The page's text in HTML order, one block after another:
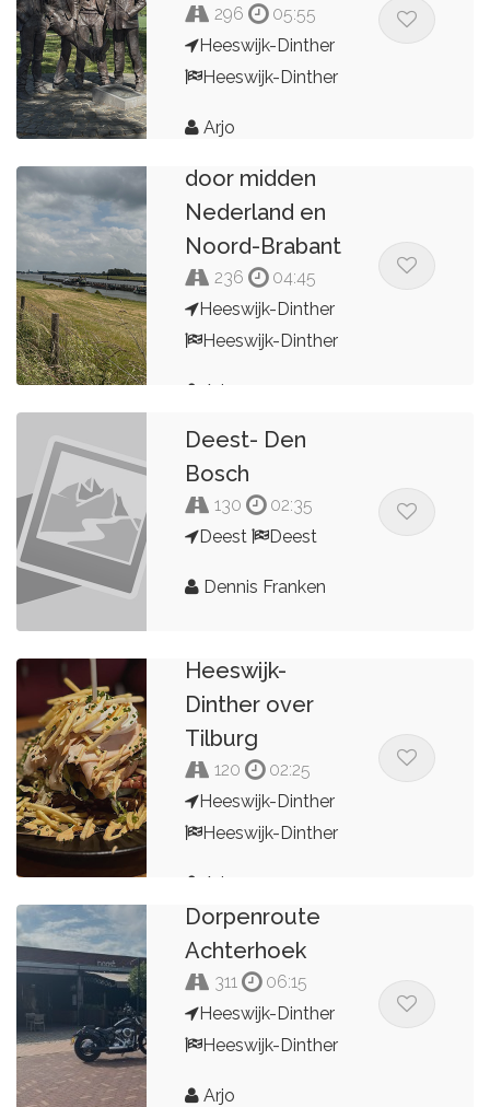
296
05:55
Heeswijk-Dinther
Heeswijk-Dinther
Arjo
Rivierenrit
door midden
Nederland en
Noord-Brabant
236
04:45
Heeswijk-Dinther
Heeswijk-Dinther
Arjo
Deest- Den
Bosch
130
02:35
Deest
Deest
Dennis Franken
Heeswijk-
Dinther over
Tilburg
120
02:25
Heeswijk-Dinther
Heeswijk-Dinther
Arjo
Dorpenroute
Achterhoek
311
06:15
Heeswijk-Dinther
Heeswijk-Dinther
Arjo